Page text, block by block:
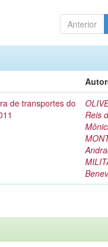
Anterior
de transportes do
Reis